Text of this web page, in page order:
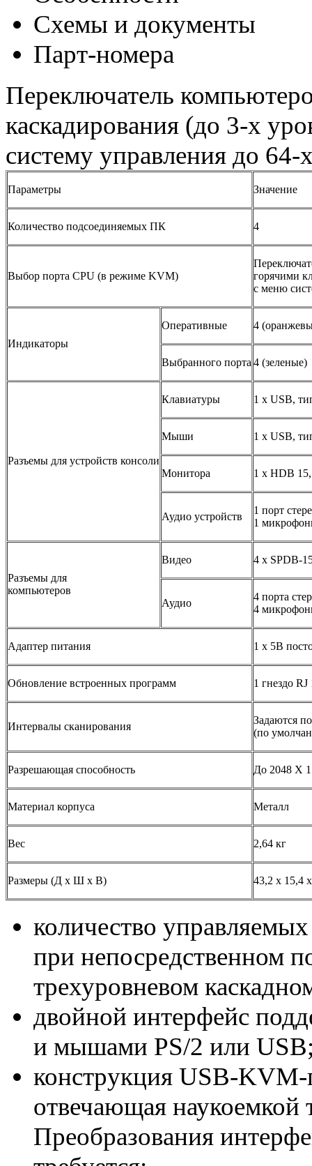
Схемы и документы
Парт-номера
Переключатель
каскадирования (до 3-х
систему управления до
Параметры Значение
Количество подсоединяемых ПК 4
Выбор порта CPU (в режиме KVM)
горячими
с меню
Индикаторы
Оперативные 4
Выбранного порта 4 (зеленые)
Разъемы для устройств консоли
Клавиатуры 1 x USB,
Мыши 1 x USB,
Монитора 1 x HDB
Аудио устройств
1 порт
1
Разъемы для
компьютеров
Видео 4 x SPDB-
Аудио
4 порта
4
Адаптер питания 1 x 5В
Обновление встроенных программ 1 гнездо RJ
Интервалы сканирования
Задаются
(по
Разрешающая способность До 2048 X
Материал корпуса Металл
Вес 2,64 кг
Размеры (Д х Ш х В) 43,2 x 15,4
количество
при непосредственном
трехуровневом
двойной интерфейс
и мышами PS/2 или
конструкция USB-
отвечающая наукоемкой
Преобразования